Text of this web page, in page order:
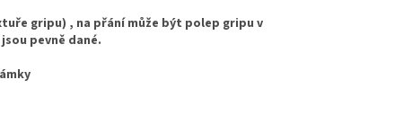
gripu) , na přání může být polep gripu v
pevně dané.